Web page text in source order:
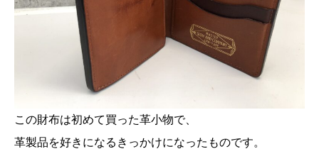
この財布は初めて買った革小物で、
革製品を好きになるきっかけになったものです。